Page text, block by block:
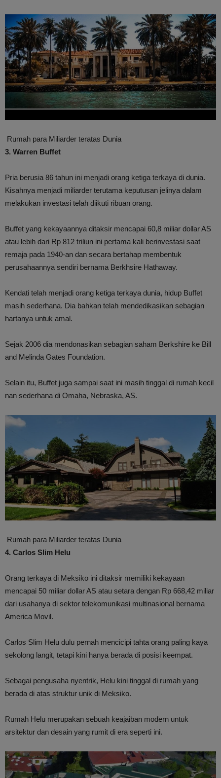
Rumah para Miliarder teratas Dunia
3. Warren Buffet
Pria berusia 86 tahun ini menjadi orang ketiga terkaya di dunia.
Kisahnya menjadi miliarder terutama keputusan jelinya dalam
melakukan investasi telah diikuti ribuan orang.
Buffet yang kekayaannya ditaksir mencapai 60,8 miliar dollar AS
atau lebih dari Rp 812 triliun ini pertama kali berinvestasi saat
remaja pada 1940-an dan secara bertahap membentuk
perusahaannya sendiri bernama Berkhsire Hathaway.
Kendati telah menjadi orang ketiga terkaya dunia, hidup Buffet
masih sederhana. Dia bahkan telah mendedikasikan sebagian
hartanya untuk amal.
Sejak 2006 dia mendonasikan sebagian saham Berkshire ke Bill
and Melinda Gates Foundation.
Selain itu, Buffet juga sampai saat ini masih tinggal di rumah kecil
nan sederhana di Omaha, Nebraska, AS.
Rumah para Miliarder teratas Dunia
4. Carlos Slim Helu
Orang terkaya di Meksiko ini ditaksir memiliki kekayaan
mencapai 50 miliar dollar AS atau setara dengan Rp 668,42 miliar
dari usahanya di sektor telekomunikasi multinasional bernama
America Movil.
Carlos Slim Helu dulu pernah mencicipi tahta orang paling kaya
sekolong langit, tetapi kini hanya berada di posisi keempat.
Sebagai pengusaha nyentrik, Helu kini tinggal di rumah yang
berada di atas struktur unik di Meksiko.
Rumah Helu merupakan sebuah keajaiban modern untuk
arsitektur dan desain yang rumit di era seperti ini.